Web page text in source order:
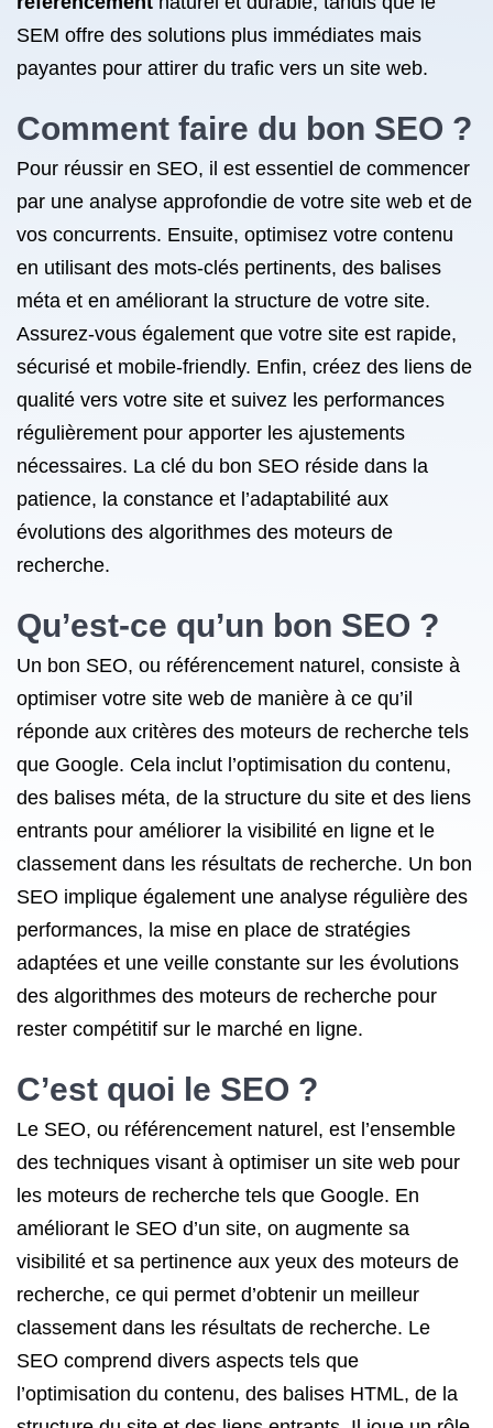
SEM offre des solutions plus immédiates mais
payantes pour attirer du trafic vers un site web.
Comment faire du bon SEO ?
Pour réussir en SEO, il est essentiel de commencer
par une analyse approfondie de votre site web et de
vos concurrents. Ensuite, optimisez votre contenu
en utilisant des mots-clés pertinents, des balises
méta et en améliorant la structure de votre site.
Assurez-vous également que votre site est rapide,
sécurisé et mobile-friendly. Enfin, créez des liens de
qualité vers votre site et suivez les performances
régulièrement pour apporter les ajustements
nécessaires. La clé du bon SEO réside dans la
patience, la constance et l’adaptabilité aux
évolutions des algorithmes des moteurs de
recherche.
Qu’est-ce qu’un bon SEO ?
Un bon SEO, ou référencement naturel, consiste à
optimiser votre site web de manière à ce qu’il
réponde aux critères des moteurs de recherche tels
que Google. Cela inclut l’optimisation du contenu,
des balises méta, de la structure du site et des liens
entrants pour améliorer la visibilité en ligne et le
classement dans les résultats de recherche. Un bon
SEO implique également une analyse régulière des
performances, la mise en place de stratégies
adaptées et une veille constante sur les évolutions
des algorithmes des moteurs de recherche pour
rester compétitif sur le marché en ligne.
C’est quoi le SEO ?
Le SEO, ou référencement naturel, est l’ensemble
des techniques visant à optimiser un site web pour
les moteurs de recherche tels que Google. En
améliorant le SEO d’un site, on augmente sa
visibilité et sa pertinence aux yeux des moteurs de
recherche, ce qui permet d’obtenir un meilleur
classement dans les résultats de recherche. Le
SEO comprend divers aspects tels que
l’optimisation du contenu, des balises HTML, de la